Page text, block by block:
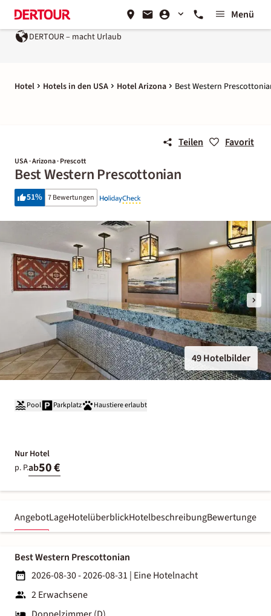
Menü
DERTOUR – macht Urlaub
Hotel Hotels in den USA Hotel Arizona Best Western
Teilen Favorit
USA · Arizona · Prescott
Best Western Prescottonian
51% 7 Bewertungen
49 Hotelbilder
Pool Parkplatz Haustiere erlaubt
Nur Hotel
p. P.ab50 €
AngebotLageHotelüberblickHotelbeschreibungBewertungen
Best Western Prescottonian
2026-08-30 - 2026-08-31 | Eine Hotelnacht
2 Erwachsene